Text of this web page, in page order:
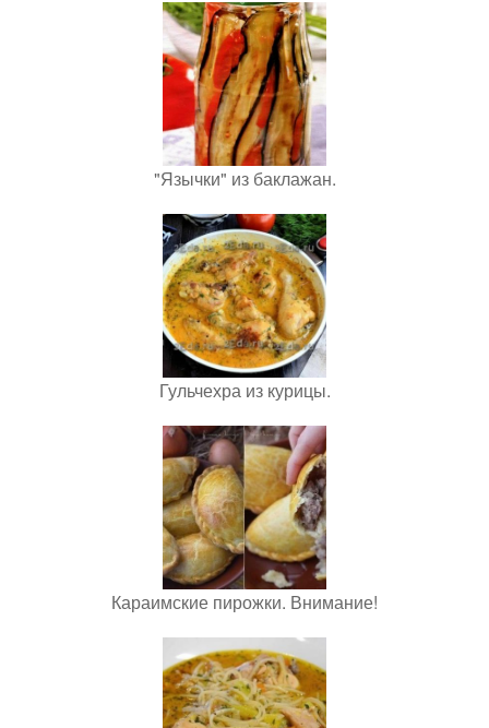
"Язычки" из баклажан.
Гульчехра из курицы.
Караимские пирожки. Внимание!